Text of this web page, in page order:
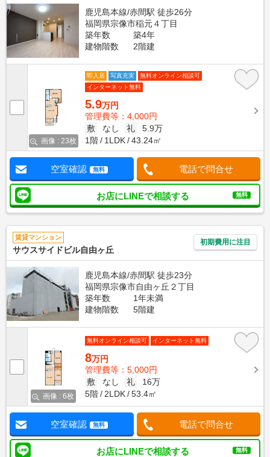
鹿児島本線/赤間駅 徒歩26分
福岡県宗像市稲元４丁目
築年数
築4年
建物階数
2階建
画像 : 23枚
即入居 写真充実
無料オンライン相談可
インターネット無料
5.9万円
管理費等：4,000円
敷
なし 礼
5.9万
1階
1LDK 43.24㎡
空室確認 無料 電話で問合せ
お店にLINEで相談する 無料
賃貸マンション
サウスサイドビル自由ヶ丘
初期費用に注目
鹿児島本線/赤間駅 徒歩23分
福岡県宗像市自由ヶ丘２丁目
築年数
1年未満
建物階数
5階建
画像 : 6枚
無料オンライン相談可 インターネット無料
8万円
管理費等：5,000円
敷
なし 礼
16万
5階
2LDK 53.4㎡
空室確認 無料 電話で問合せ
お店にLINEで相談する 無料